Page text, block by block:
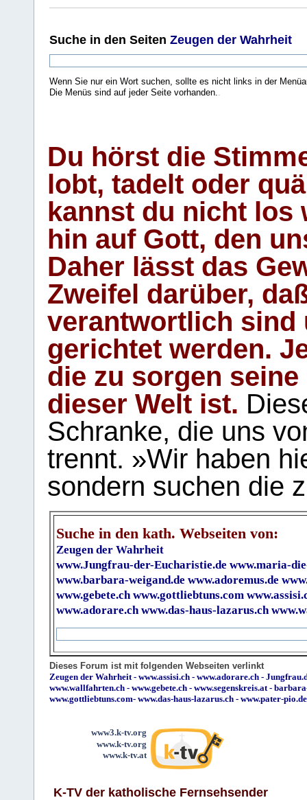
Suche in den Seiten Zeugen der Wahrheit
Wenn Sie nur ein Wort suchen, sollte es nicht links in der
Die Menüs sind auf jeder Seite vorhanden.
Du hörst die
lobt, tadelt oder
kannst du nicht los
hin auf Gott, den
Daher lässt das
Zweifel darüber,
verantwortlich sind
gerichtet werden.
die zu sorgen
dieser Welt ist.
Schranke, die uns
trennt. »Wir haben
sondern suchen die
Suche in den kath. Webseiten von:
Zeugen der Wahrheit
www.Jungfrau-der-Eucharistie.de www.maria-
www.barbara-weigand.de www.adoremus.de
www.gebete.ch www.gottliebtuns.com
www.adorare.ch www.das-haus-lazarus.ch
Dieses Forum ist mit folgenden Webseiten verlinkt
Zeugen der Wahrheit - www.assisi.ch - www.adorare.ch -
www.wallfahrten.ch - www.gebete.ch - www.segenskreis.at -
www.gottliebtuns.com- www.das-haus-lazarus.ch - www.pater-pio.de
www3.k-tv.org
www.k-tv.org
www.k-tv.at
K-TV der katholische Fernsehsender